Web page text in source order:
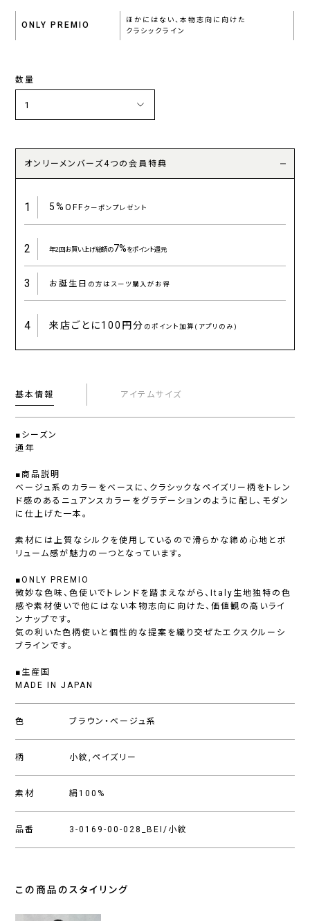
ONLY PREMIO
ほかにはない、本物志向に向けた
クラシックライン
数量
オンリーメンバーズ4つの会員特典
1 5%OFFクーポンプレゼント
2 年2回お買い上げ総額の7%をポイント還元
3 お誕生日 の方はスーツ購入がお得
4 来店ごとに100円分 のポイント加算(アプリのみ)
基本情報 アイテムサイズ
■シーズン
通年
■商品説明
ベージュ系のカラーをベースに、クラシックなペイズリー柄をトレン
ド感のあるニュアンスカラーをグラデーションのように配し、モダン
に仕上げた一本。
素材には上質なシルクを使用しているので滑らかな締め心地とボ
リューム感が魅力の一つとなっています。
■ONLY PREMIO
微妙な色味、色使いでトレンドを踏まえながら、Italy生地独特の色
感や素材使いで他にはない本物志向に向けた、価値観の高いライ
ンナップです。
気の利いた色柄使いと個性的な提案を織り交ぜたエクスクルーシ
ブラインです。
■生産国
MADE IN JAPAN
色 ブラウン・ベージュ系
柄 小紋,ペイズリー
素材 絹100%
品番 3-0169-00-028_BEI/小紋
この商品のスタイリング